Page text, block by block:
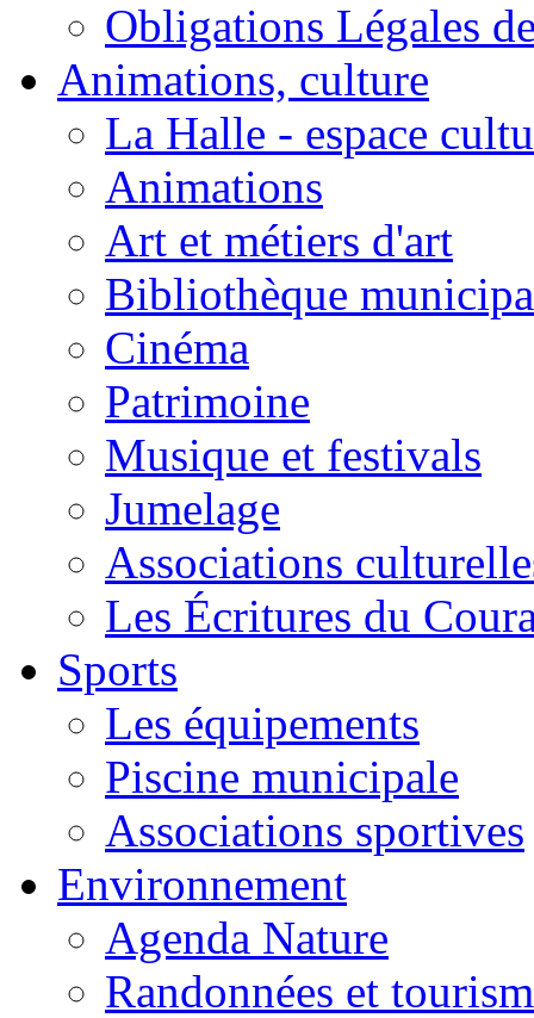
Obligations Légales
Animations, culture
La Halle - espace
Animations
Art et métiers d'art
Bibliothèque
Cinéma
Patrimoine
Musique et festivals
Jumelage
Associations
Les Écritures du
Sports
Les équipements
Piscine municipale
Associations sportives
Environnement
Agenda Nature
Randonnées et